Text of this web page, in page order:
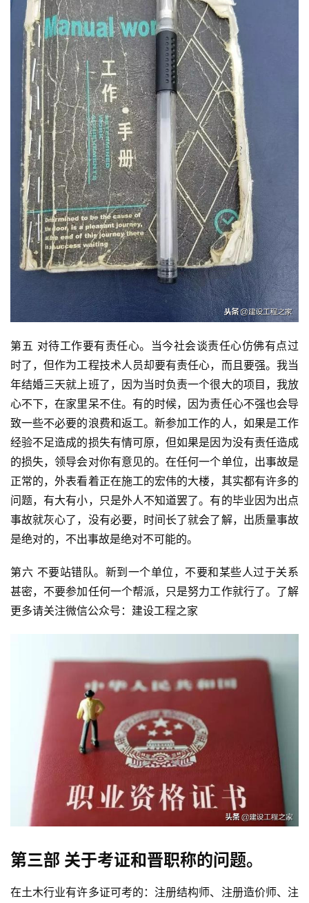
第五 对待工作要有责任心。当今社会谈责任心仿佛有点过
时了，但作为工程技术人员却要有责任心，而且要强。我当
年结婚三天就上班了，因为当时负责一个很大的项目，我放
心不下，在家里呆不住。有的时候，因为责任心不强也会导
致一些不必要的浪费和返工。新参加工作的人，如果是工作
经验不足造成的损失有情可原，但如果是因为没有责任造成
的损失，领导会对你有意见的。在任何一个单位，出事故是
正常的，外表看着正在施工的宏伟的大楼，其实都有许多的
问题，有大有小，只是外人不知道罢了。有的毕业因为出点
事故就灰心了，没有必要，时间长了就会了解，出质量事故
是绝对的，不出事故是绝对不可能的。
第六 不要站错队。新到一个单位，不要和某些人过于关系
甚密，不要参加任何一个帮派，只是努力工作就行了。了解
更多请关注微信公众号：建设工程之家
第三部 关于考证和晋职称的问题。
在土木行业有许多证可考的：注册结构师、注册造价师、注